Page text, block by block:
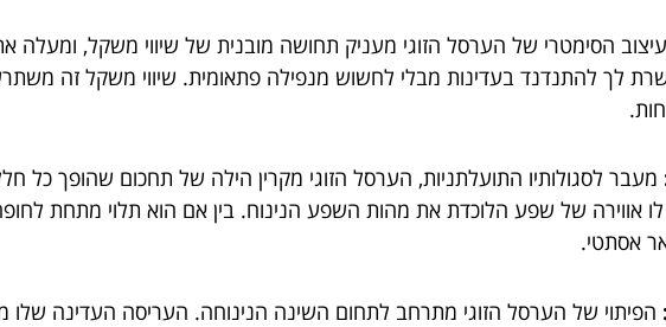
הסימטרי של הערסל הזוגי מעניק תחושה מובנית של שיווי משקל,
לך להתנדנד בעדינות מבלי לחשוש מנפילה פתאומית. שיווי משקל זה
מעבר לסגולותיו התועלתניות, הערסל הזוגי מקרין הילה של תחכום שהופך כל
אווירה של שפע הלוכדת את מהות השפע הנינוח. בין אם הוא תלוי מתחת
אסתטי.
הפיתוי של הערסל הזוגי מתרחב לתחום השינה הנינוחה. העריסה העדינה